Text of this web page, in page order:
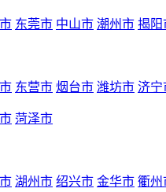
东莞市 中山市 潮州市 揭阳
东营市 烟台市 潍坊市 济宁
菏泽市
湖州市 绍兴市 金华市 衢州